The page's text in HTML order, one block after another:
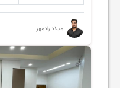
میلاد رادمهر